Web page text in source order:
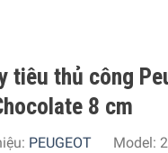
tiêu thủ công
8 cm
PEUGEOT Model: